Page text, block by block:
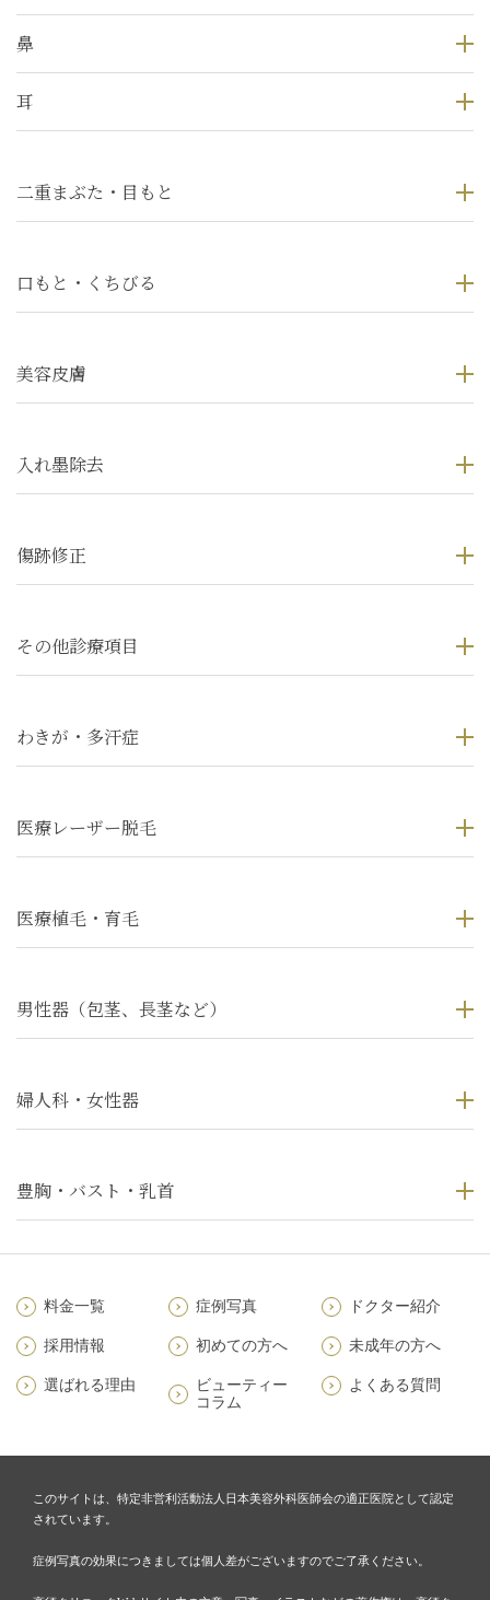
鼻
耳
二重まぶた・目もと
口もと・くちびる
美容皮膚
入れ墨除去
傷跡修正
その他診療項目
わきが・多汗症
医療レーザー脱毛
医療植毛・育毛
男性器（包茎、長茎など）
婦人科・女性器
豊胸・バスト・乳首
料金一覧 症例写真 ドクター紹介
採用情報 初めての方へ 未成年の方へ
選ばれる理由
ビューティー
コラム
よくある質問
このサイトは、特定非営利活動法人日本美容外科医師会の適正医院として認定
されています。
症例写真の効果につきましては個人差がございますのでご了承ください。